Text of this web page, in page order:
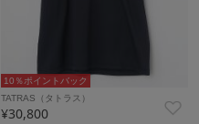
10％ポイントバック
TATRAS（タトラス）
¥30,800